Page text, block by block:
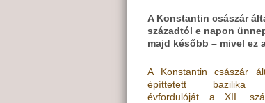
A Konstantin császár
századtól e napon
majd később – mivel ez
A Konstantin császár
építtetett bazilika
évfordulóját a XII.